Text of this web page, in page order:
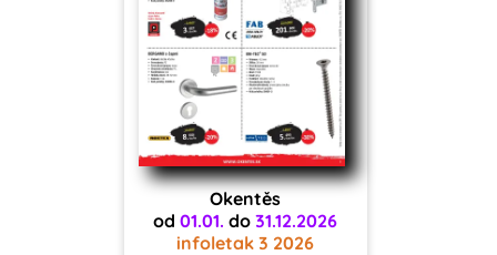
Okentěs
od 01.01. do 31.12.2026
infoletak 3 2026